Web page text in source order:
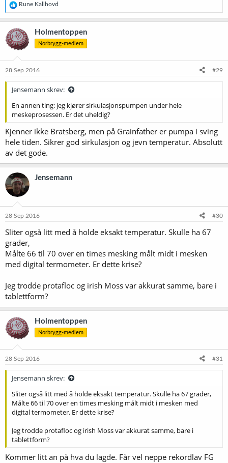
R
e
a
k
s
j
o
e
Rune Kallhovd
Holmentoppen
Norbrygg-medlem
28 Sep 2016 #29
Jensemann skrev:
En annen ting: jeg kjører sirkulasjonspumpen under hele
meskeprosessen. Er det uheldig?
Kjenner ikke Bratsberg, men på Grainfather er pumpa i sving
hele tiden. Sikrer god sirkulasjon og jevn temperatur. Absolutt
av det gode.
Jensemann
28 Sep 2016 #30
Sliter også litt med å holde eksakt temperatur. Skulle ha 67
grader,
Målte 66 til 70 over en times mesking målt midt i mesken
med digital termometer. Er dette krise?
Jeg trodde protafloc og irish Moss var akkurat samme, bare i
tablettform?
Holmentoppen
Norbrygg-medlem
28 Sep 2016 #31
Jensemann skrev:
Sliter også litt med å holde eksakt temperatur. Skulle ha 67 grader,
Målte 66 til 70 over en times mesking målt midt i mesken med
digital termometer. Er dette krise?
Jeg trodde protafloc og irish Moss var akkurat samme, bare i
tablettform?
Kommer litt an på hva du lagde. Får vel neppe rekordlav FG